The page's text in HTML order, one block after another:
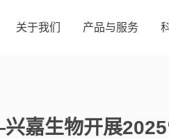
关于我们 产品与服务
嘉生物开展